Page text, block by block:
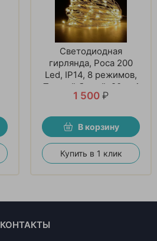
Светодиодная
гирлянда, Роса 200
Led, IP14, 8 режимов,
Теплый белый, 20 м. 1
шт
1 500 ₽
В корзину
Купить в 1 клик
КОНТАКТЫ